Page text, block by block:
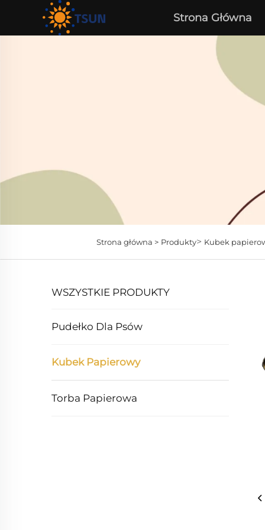
Strona Główna
Strona główna > Produkty> Kubek
WSZYSTKIE PRODUKTY
Pudełko Dla Psów
Kubek Papierowy
Torba Papierowa